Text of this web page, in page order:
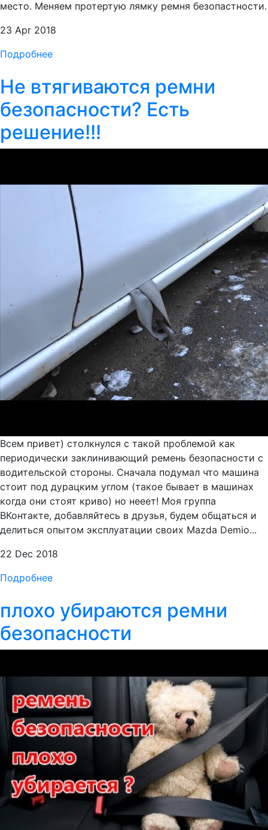
место. Меняем протертую лямку ремня безопастности.
23 Apr 2018
Подробнее
Не втягиваются ремни
безопасности? Есть
решение!!!
Всем привет) столкнулся с такой проблемой как
периодически заклинивающий ремень безопасности с
водительской стороны. Сначала подумал что машина
стоит под дурацким углом (такое бывает в машинах
когда они стоят криво) но нееет! Моя группа
ВКонтакте, добавляйтесь в друзья, будем общаться и
делиться опытом эксплуатации своих Mazda Demio...
22 Dec 2018
Подробнее
плохо убираются ремни
безопасности